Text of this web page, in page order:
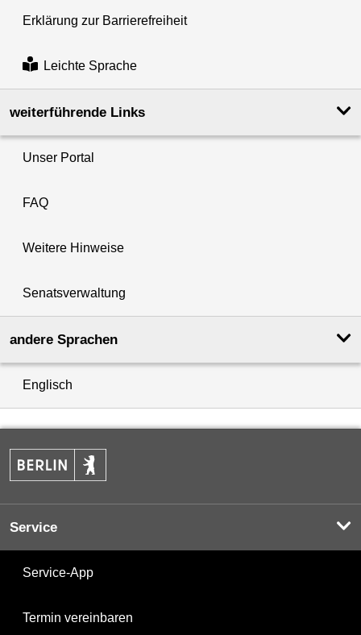
Erklärung zur Barrierefreiheit
Leichte Sprache
weiterführende Links
Unser Portal
FAQ
Weitere Hinweise
Senatsverwaltung
andere Sprachen
Englisch
Service
Service-App
Termin vereinbaren